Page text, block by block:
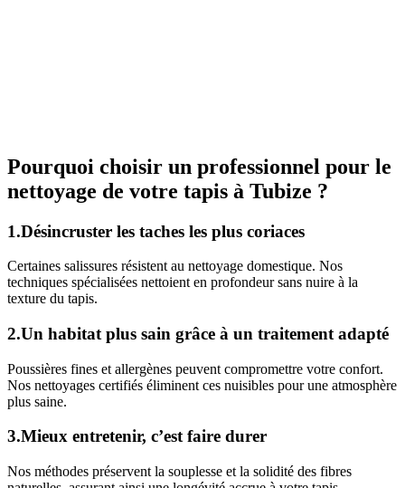
Pourquoi choisir un professionnel pour le
nettoyage de votre tapis à Tubize ?
1.Désincruster les taches les plus coriaces
Certaines salissures résistent au nettoyage domestique. Nos
techniques spécialisées nettoient en profondeur sans nuire à la
texture du tapis.
2.Un habitat plus sain grâce à un traitement adapté
Poussières fines et allergènes peuvent compromettre votre confort.
Nos nettoyages certifiés éliminent ces nuisibles pour une atmosphère
plus saine.
3.Mieux entretenir, c’est faire durer
Nos méthodes préservent la souplesse et la solidité des fibres